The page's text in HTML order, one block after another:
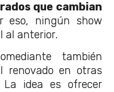
que cambian
eso, ningún show
al anterior.
también
renovado en otras
La idea es ofrecer